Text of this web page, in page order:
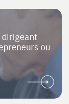
dirigeant
ou